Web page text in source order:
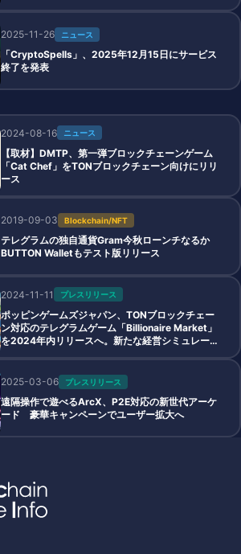
2025-11-26 ニュース
「CryptoSpells」、2025年12月15日にサービス
終了を発表
2024-08-16 ニュース
【取材】DMTP、第一弾ブロックチェーンゲーム
「Cat Chef」をTONブロックチェーン向けにリリ
ース
2019-09-03 Blockchain/NFT
テレグラムの独自通貨Gram今秋ローンチなるか
BUTTON Walletもテスト版リリース
2024-11-11 プレスリリース
ポッピンゲームズジャパン、TONブロックチェー
ン対応のテレグラムゲーム「Billionaire Market」
を2024年内リリースへ。新たな経営シミュレーシ
2025-03-06 プレスリリース
遠隔操作で遊べるArcX、P2E対応の新世代アーケ
ード 豪華キャンペーンでユーザー拡大へ